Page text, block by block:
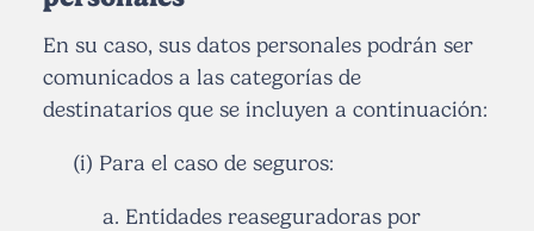
En su caso, sus datos personales podrán ser
comunicados a las categorías de
destinatarios que se incluyen a continuación:
(i) Para el caso de seguros:
a. Entidades reaseguradoras por